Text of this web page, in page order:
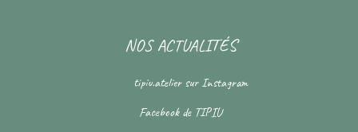
NOS ACTUALITÉS
tipiu.atelier sur Instagram
Facebook de TIPIU